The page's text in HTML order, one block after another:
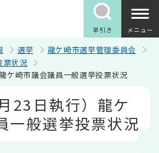
早引き メニュー
選挙
龍ケ崎市選挙管理委員会
票状況
ケ崎市議会議員一般選挙投票状況
23日執行）龍ケ
一般選挙投票状況